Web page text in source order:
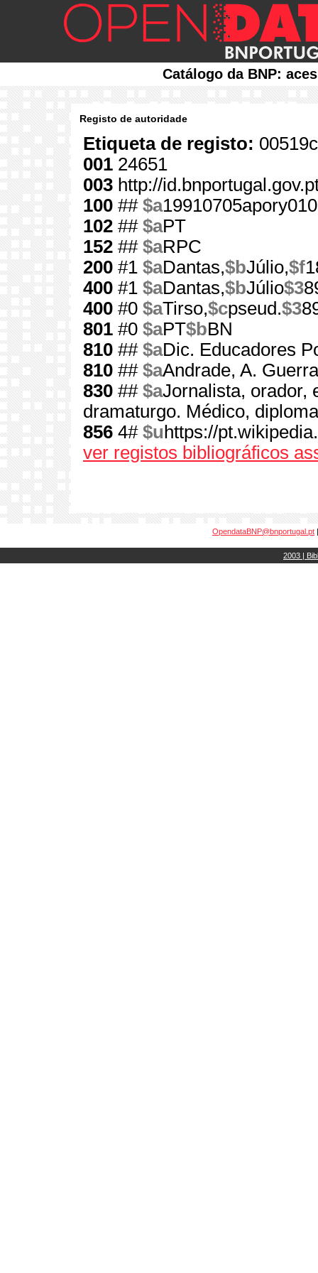
Catálogo da BNP:
Registo de autoridade
Etiqueta de registo:
001 24651
003 http://
100 ## $a
102 ## $aPT
152 ## $aRPC
200 #1 $aDantas,$bJúlio,$f
400 #1 $aDantas,$bJúlio$3
400 #0 $aTirso,$cpseud.$3
801 #0 $aPT$bBN
810 ## $aDic. Educadores
810 ## $aAndrade, A.
830 ## $aJornalista, orador,
dramaturgo. Médico,
856 4# $u https://
ver registos bibliográficos
OpendataBNP@bnportugal.pt
2003 |